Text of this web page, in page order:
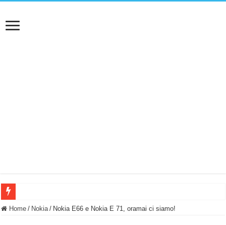
BASTA FATICARE! Questo robot tagliaerba lo appoggi e fa tutto lui! (Senza
Home / Nokia / Nokia E66 e Nokia E 71, oramai ci siamo!